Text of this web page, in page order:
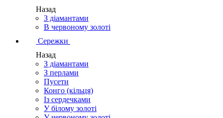
Назад
З діамантами
В червоному золоті
Сережки
Назад
З діамантами
З перлами
Пусети
Конго (кільця)
Із сердечками
У білому золоті